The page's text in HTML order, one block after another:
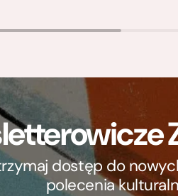
dostęp do
polecenia